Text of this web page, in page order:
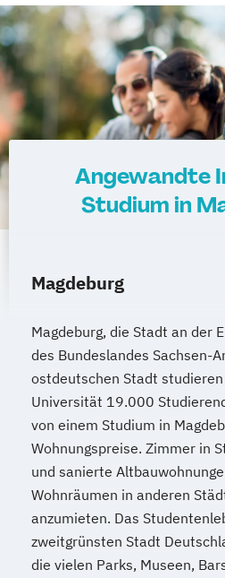
Angewandte
Studium in
Magdeburg
Magdeburg, die Stadt an der
des Bundeslandes Sachsen-
ostdeutschen Stadt
Universität 19.000
von einem Studium in
Wohnungspreise. Zimmer in
und sanierte
Wohnräumen in anderen
anzumieten. Das
zweitgrünsten Stadt
die vielen Parks, Museen,